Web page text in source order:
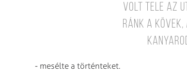
volt tele az
ránk a kövek,
- mesélte a történteket.